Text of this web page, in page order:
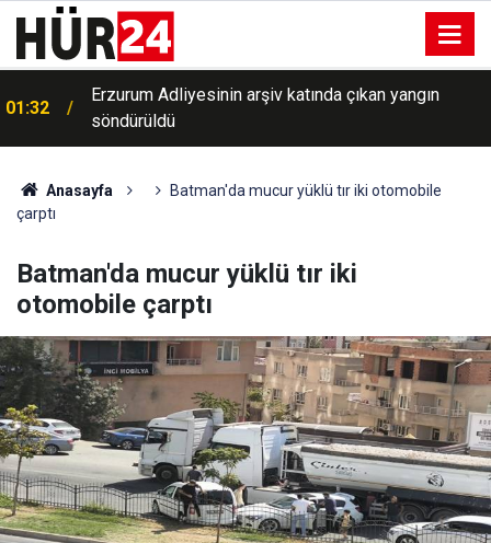
01:32
Erzurum Adliyesinin arşiv katında çıkan yangın
söndürüldü
Anasayfa
Batman'da mucur yüklü tır iki otomobile
çarptı
Batman'da mucur yüklü tır iki
otomobile çarptı